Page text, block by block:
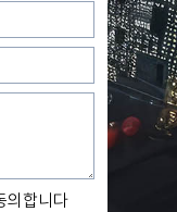
의합니다